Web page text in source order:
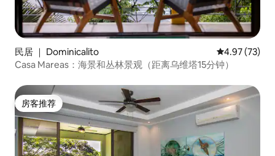
民居 ｜ Dominicalito 平均评分
4.97 (73)
Casa Mareas：海景和丛林景观（距离乌维塔15分钟）
房客推荐
房客推荐